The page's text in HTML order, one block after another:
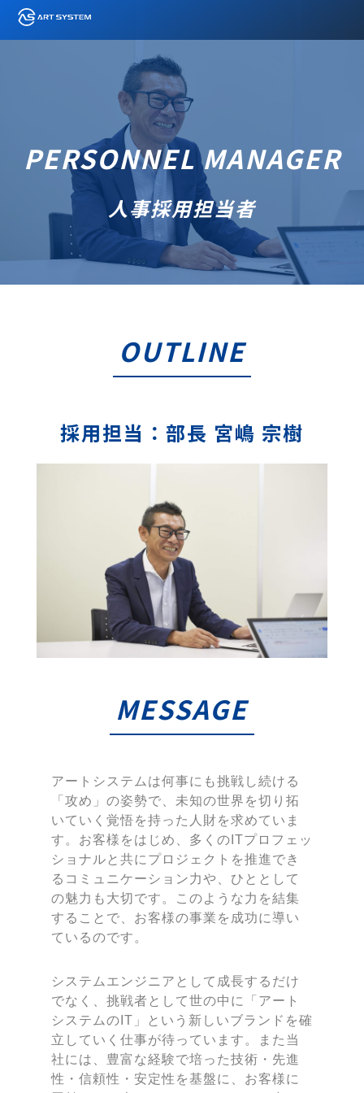
PERSONNEL MANAGER
人事採用担当者
OUTLINE
採用担当：部長 宮嶋 宗樹
MESSAGE
アートシステムは何事にも挑戦し続ける
「攻め」の姿勢で、未知の世界を切り拓
いていく覚悟を持った人財を求めていま
す。お客様をはじめ、多くのITプロフェッ
ショナルと共にプロジェクトを推進でき
るコミュニケーション力や、ひととして
の魅力も大切です。このような力を結集
することで、お客様の事業を成功に導い
ているのです。
システムエンジニアとして成長するだけ
でなく、挑戦者として世の中に「アート
システムのIT」という新しいブランドを確
立していく仕事が待っています。また当
社には、豊富な経験で培った技術・先進
性・信頼性・安定性を基盤に、お客様に